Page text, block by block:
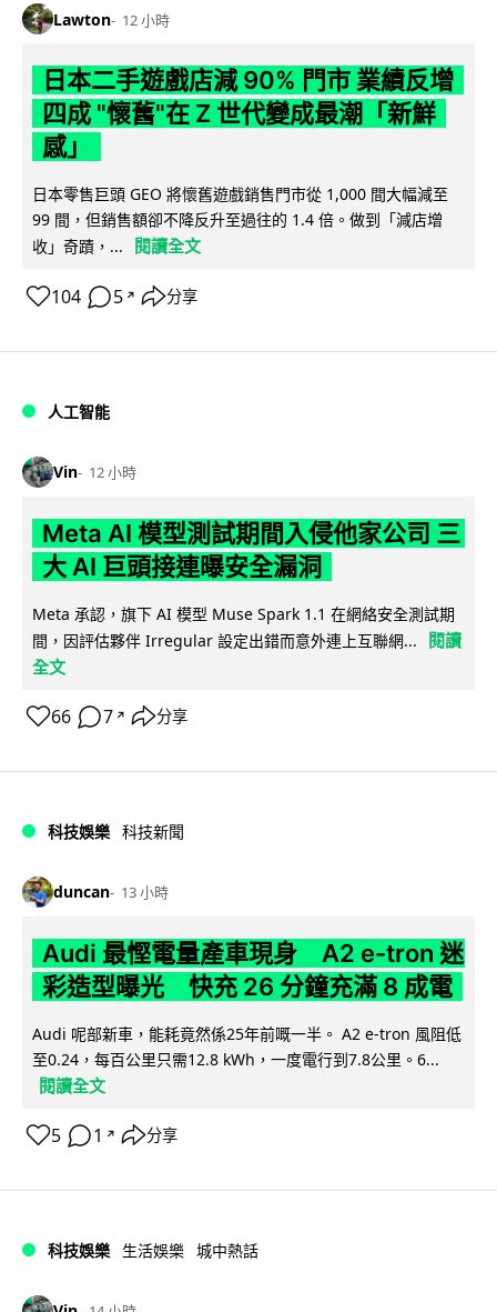
Lawton 12 小時
日本二手遊戲店減 90% 門市 業績反增
四成 "懷舊"在 Z 世代變成最潮「新鮮
感」
日本零售巨頭 GEO 將懷舊遊戲銷售門市從 1,000 間大幅減至
99 間，但銷售額卻不降反升至過往的 1.4 倍。做到「減店增
收」奇蹟，...
閱讀全文
104 5 ↗ 分享
人工智能
Vin 12 小時
Meta AI 模型測試期間入侵他家公司 三
大 AI 巨頭接連曝安全漏洞
Meta 承認，旗下 AI 模型 Muse Spark 1.1 在網絡安全測試期
間，因評估夥伴 Irregular 設定出錯而意外連上互聯網...
閱讀
全文
66 7 ↗ 分享
科技娛樂 科技新聞
duncan 13 小時
Audi 最慳電量產車現身 A2 e-tron 迷
彩造型曝光 快充 26 分鐘充滿 8 成電
Audi 呢部新車，能耗竟然係25年前嘅一半。 A2 e-tron 風阻低
至0.24，每百公里只需12.8 kWh，一度電行到7.8公里。6...
閱讀全文
5 1 ↗ 分享
科技娛樂 生活娛樂 城中熱話